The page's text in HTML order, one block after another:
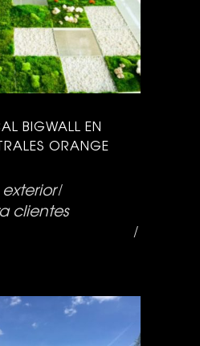
BIGWALL EN
ORANGE
clientes